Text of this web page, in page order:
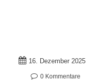
16. Dezember 2025
0 Kommentare